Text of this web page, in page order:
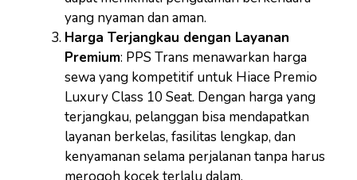
yang nyaman dan aman.
Harga Terjangkau dengan Layanan
Premium: PPS Trans menawarkan harga
sewa yang kompetitif untuk Hiace Premio
Luxury Class 10 Seat. Dengan harga yang
terjangkau, pelanggan bisa mendapatkan
layanan berkelas, fasilitas lengkap, dan
kenyamanan selama perjalanan tanpa harus